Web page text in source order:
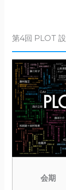
第4回 PLOT
会期